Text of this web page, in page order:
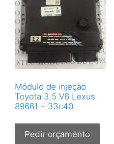
Módulo de injeção
Toyota 3.5 V6 Lexus
89661 – 33c40
Pedir orçamento